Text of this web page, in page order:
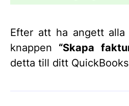
Efter att ha angett alla
knappen “Skapa
detta till ditt